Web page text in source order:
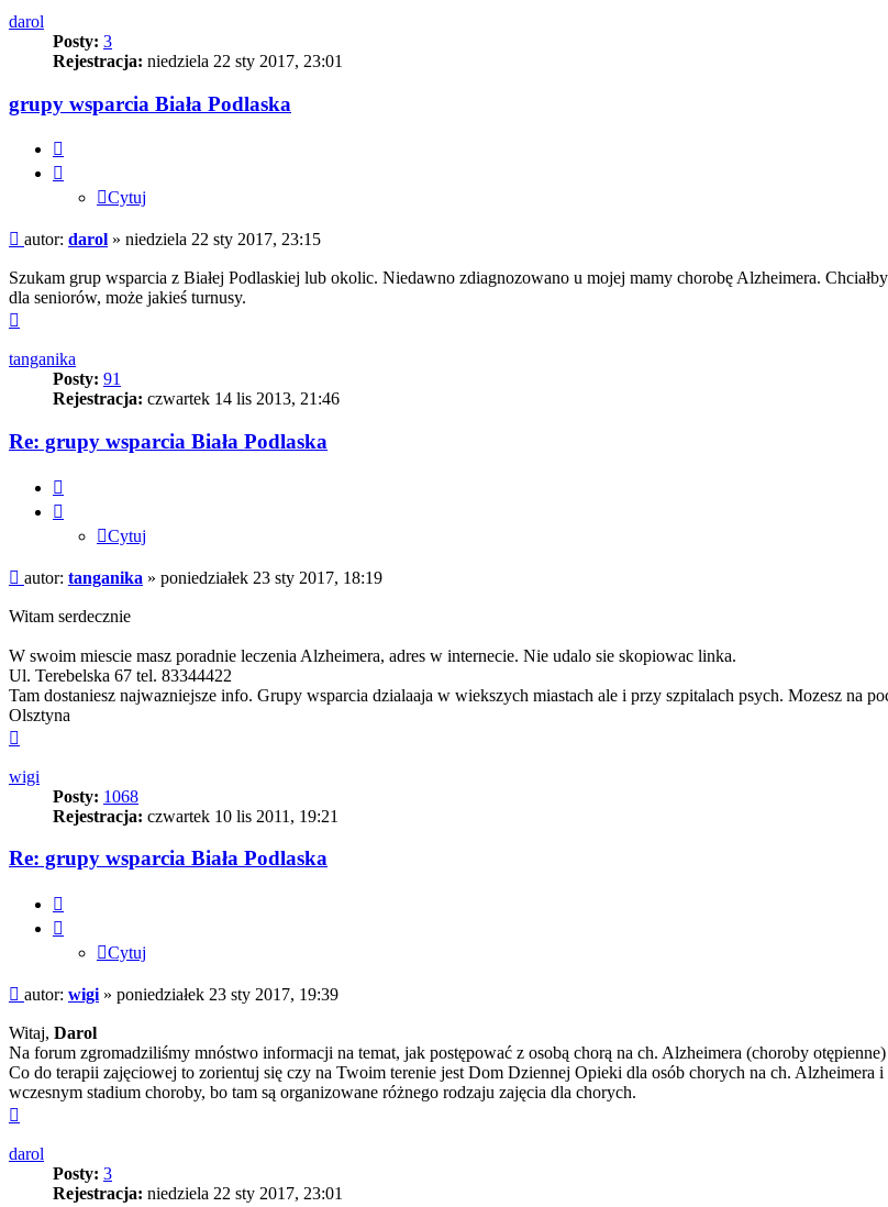
darol
Posty: 3
Rejestracja: niedziela 22 sty 2017, 23:01
grupy wsparcia Biała Podlaska
Cytuj
Post
autor: darol » niedziela 22 sty 2017, 23:15
Szukam grup wsparcia z Białej Podlaskiej lub okolic. Niedawno zdiagnozowano u mojej mamy chorobę Alzheimera.
dla seniorów, może jakieś turnusy.
tanganika
Posty: 91
Rejestracja: czwartek 14 lis 2013, 21:46
Re: grupy wsparcia Biała Podlaska
Cytuj
Post
autor: tanganika » poniedziałek 23 sty 2017, 18:19
Witam serdecznie
W swoim miescie masz poradnie leczenia Alzheimera, adres w internecie. Nie udalo sie skopiowac linka.
Ul. Terebelska 67 tel. 83344422
Tam dostaniesz najwazniejsze info. Grupy wsparcia dzialaaja w wiekszych miastach ale i przy szpitalach psych. Mozesz na
Olsztyna
wigi
Posty: 1068
Rejestracja: czwartek 10 lis 2011, 19:21
Re: grupy wsparcia Biała Podlaska
Cytuj
Post
autor: wigi » poniedziałek 23 sty 2017, 19:39
Witaj, Darol
Na forum zgromadziliśmy mnóstwo informacji na temat, jak postępować z osobą chorą na ch. Alzheimera (choroby
Co do terapii zajęciowej to zorientuj się czy na Twoim terenie jest Dom Dziennej Opieki dla osób chorych na ch.
wczesnym stadium choroby, bo tam są organizowane różnego rodzaju zajęcia dla chorych.
darol
Posty: 3
Rejestracja: niedziela 22 sty 2017, 23:01